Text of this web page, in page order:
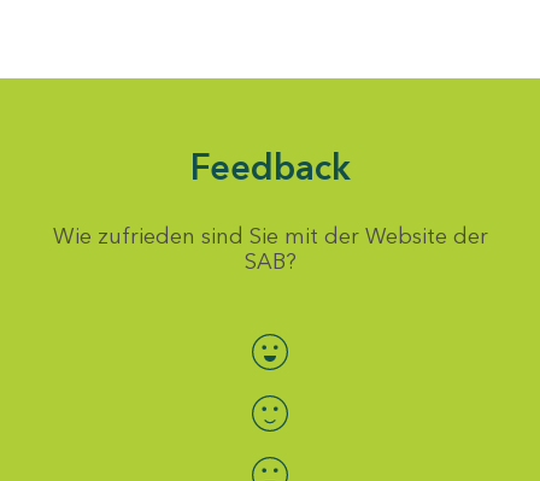
Feedback
Wie zufrieden sind Sie mit der Website der
SAB?
Bewertung auswählen